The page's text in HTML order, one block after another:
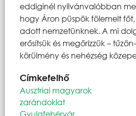
eddiginél nyilvánvalóbban
hogy Áron püspök fölemelt
adott nemzetünknek. A mi
erősítsük és megőrizzük –
körülmény és nehézség
Címkefelhő
Ausztriai magyarok
zarándoklat
Gyulafehérvár